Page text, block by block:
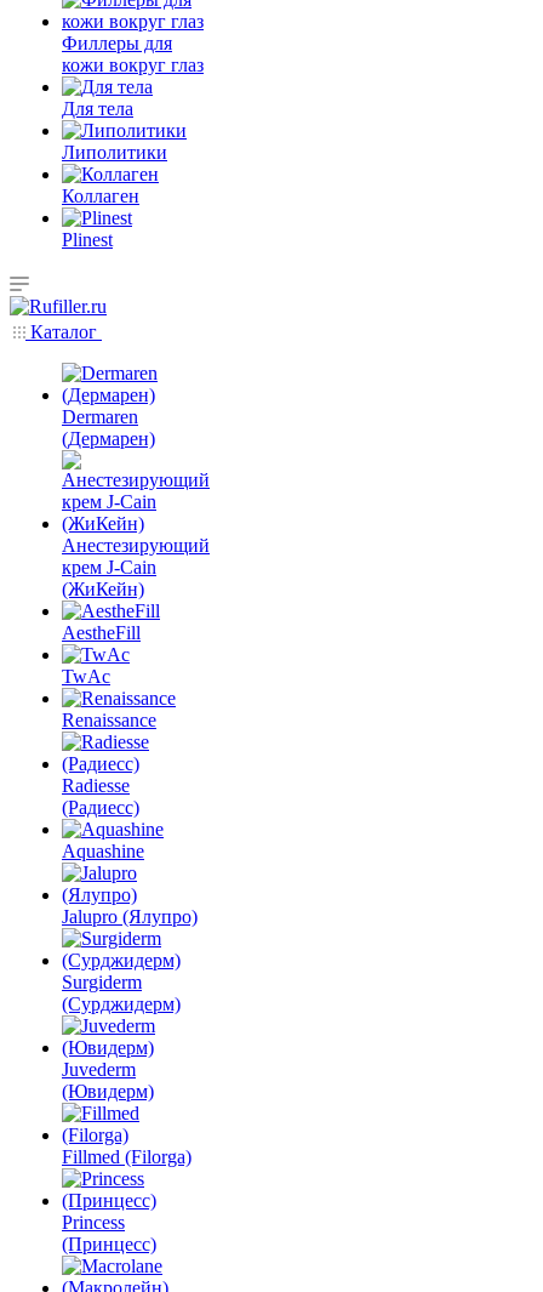
Филлеры для
кожи вокруг глаз
Для тела
Липолитики
Коллаген
Plinest
Каталог
Dermaren
(Дермарен)
Анестезирующий
крем J-Cain
(ЖиКейн)
AestheFill
TwAc
Renaissance
Radiesse
(Радиесс)
Aquashine
Jalupro (Ялупро)
Surgiderm
(Сурджидерм)
Juvederm
(Ювидерм)
Fillmed (Filorga)
Princess
(Принцесс)